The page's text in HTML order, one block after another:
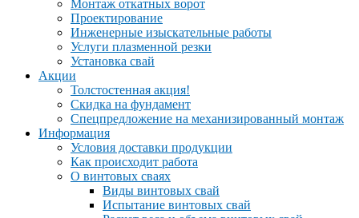
Монтаж откатных ворот
Проектирование
Инженерные изыскательные работы
Услуги плазменной резки
Установка свай
Акции
Толстостенная акция!
Скидка на фундамент
Спецпредложение на механизированный монтаж
Информация
Условия доставки продукции
Как происходит работа
О винтовых сваях
Виды винтовых свай
Испытание винтовых свай